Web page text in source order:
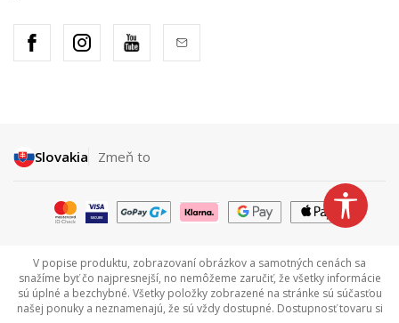
Slovakia Zmeň to
V popise produktu, zobrazovaní obrázkov a samotných cenách sa
snažíme byť čo najpresnejší, no nemôžeme zaručiť, že všetky informácie
sú úplné a bezchybné. Všetky položky zobrazené na stránke sú súčasťou
našej ponuky a neznamenajú, že sú vždy dostupné. Dostupnosť tovaru si